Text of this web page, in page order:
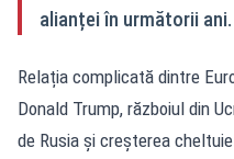
alianței în următorii ani.
Relația complicată dintre
Donald Trump, războiul din
de Rusia și creșterea